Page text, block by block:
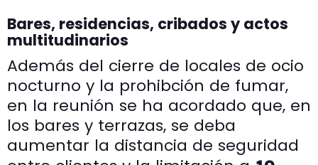
Bares, residencias, cribados y actos
multitudinarios
Además del cierre de locales de ocio
nocturno y la prohibción de fumar,
en la reunión se ha acordado que, en
los bares y terrazas, se deba
aumentar la distancia de seguridad